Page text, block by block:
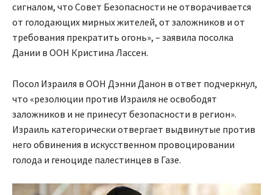
сигналом, что Совет Безопасности не отворачивается
от голодающих мирных жителей, от заложников и от
требования прекратить огонь», – заявила посолка
Дании в ООН Кристина Лассен.
Посол Израиля в ООН Дэнни Данон в ответ подчеркнул,
что «резолюции против Израиля не освободят
заложников и не принесут безопасности в регион».
Израиль категорически отвергает выдвинутые против
него обвинения в искусственном провоцировании
голода и геноциде палестинцев в Газе.